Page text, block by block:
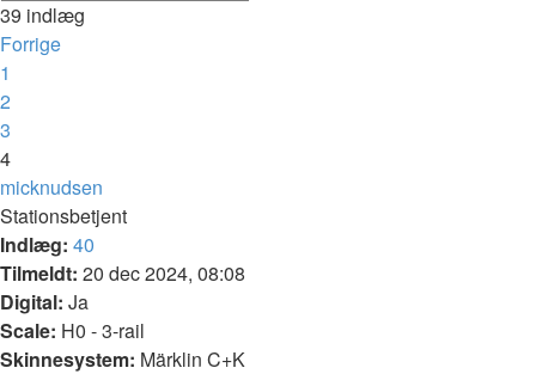
39 indlæg
Forrige
1
2
3
4
micknudsen
Stationsbetjent
Indlæg: 40
Tilmeldt: 20 dec 2024, 08:08
Digital: Ja
Scale: H0 - 3-rail
Skinnesystem: Märklin C+K